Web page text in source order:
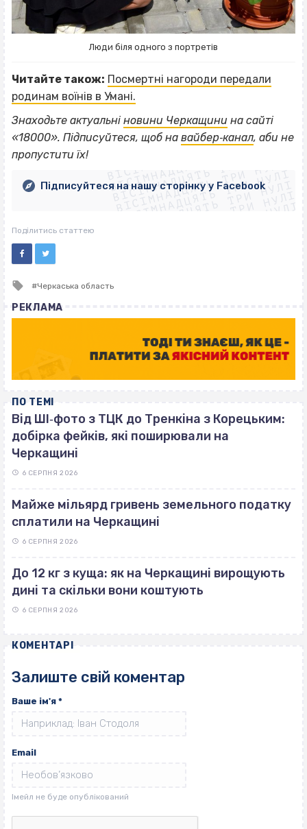
Люди біля одного з портретів
Читайте також: Посмертні нагороди передали
родинам воїнів в Умані.
Знаходьте актуальні новини Черкащини на сайті
«18000». Підписуйтеся, щоб на вайбер‐канал, аби не
пропустити їх!
ВІСІМНАДЦЯТЬ ТРИ НУЛІ
ВІСІМНАДЦЯТЬ ТРИ НУЛІ
ВІСІМНАДЦЯТЬ ТРИ НУЛІ
ВІСІМНАДЦЯТЬ ТРИ НУЛІ
ВІСІМНАДЦЯТЬ ТРИ НУЛІ
ВІСІМНАДЦЯТЬ ТРИ НУЛІ
ВІСІМНАДЦЯТЬ ТРИ НУЛІ
ВІСІМНАДЦЯТЬ ТРИ НУЛІ
Підписуйтеся на нашу сторінку у Facebook
Поділитись статтею
Tagged
Черкаська область
РЕКЛАМА
ПО ТЕМІ
Від ШІ‐фото з ТЦК до Тренкіна з Корецьким:
добірка фейків, які поширювали на
Черкащині
6 СЕРПНЯ 2026
Майже мільярд гривень земельного податку
сплатили на Черкащині
6 СЕРПНЯ 2026
До 12 кг з куща: як на Черкащині вирощують
дині та скільки вони коштують
6 СЕРПНЯ 2026
КОМЕНТАРІ
Залиште свій коментар
Ваше ім'я *
Email